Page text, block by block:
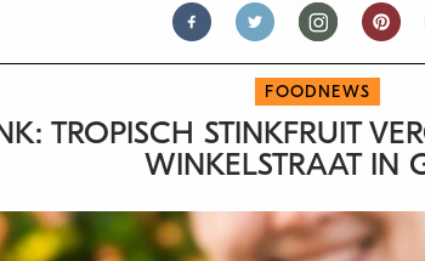
FOODNEWS
TROPISCH STINKFRUIT
WINKELSTRAAT IN